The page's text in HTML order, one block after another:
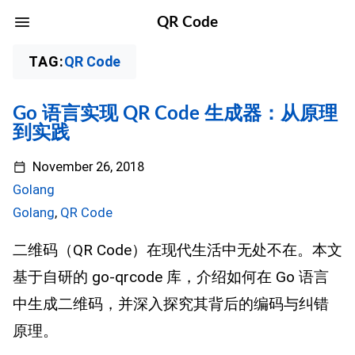
QR Code
TAG:QR Code
Go 语言实现 QR Code 生成器：从原理
到实践
November 26, 2018
Golang
Golang, QR Code
二维码（QR Code）在现代生活中无处不在。本文
基于自研的 go-qrcode 库，介绍如何在 Go 语言
中生成二维码，并深入探究其背后的编码与纠错
原理。